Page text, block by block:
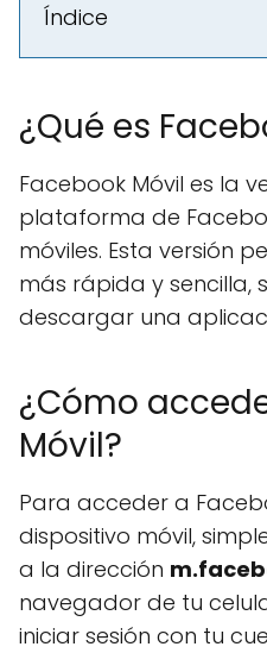
Índice
¿Qué es
Facebook Móvil es la
plataforma de
móviles. Esta versión
más rápida y sencilla,
descargar una
¿Cómo
Móvil?
Para acceder a
dispositivo móvil,
a la dirección
navegador de tu
iniciar sesión con tu